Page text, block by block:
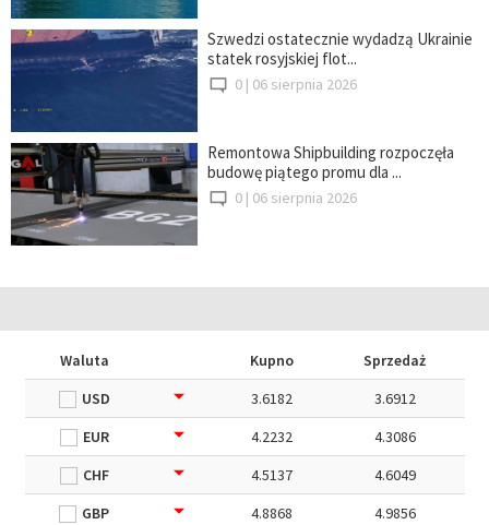
Szwedzi ostatecznie wydadzą Ukrainie
statek rosyjskiej flot...
0 | 06 sierpnia 2026
Remontowa Shipbuilding rozpoczęła
budowę piątego promu dla ...
0 | 06 sierpnia 2026
Waluta Kupno
Sprzedaż
USD
3.6182
3.6912
EUR
4.2232
4.3086
CHF
4.5137
4.6049
GBP
4.8868 4.9856